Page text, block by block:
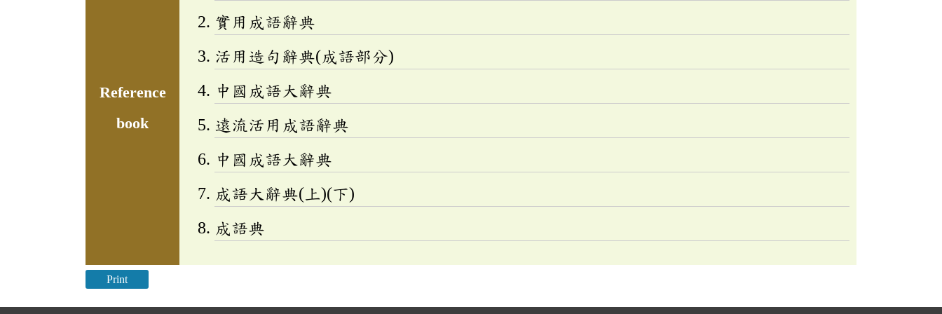
Reference
book
實用成語辭典
活用造句辭典(成語部分)
中國成語大辭典
遠流活用成語辭典
中國成語大辭典
成語大辭典(上)(下)
成語典
Print